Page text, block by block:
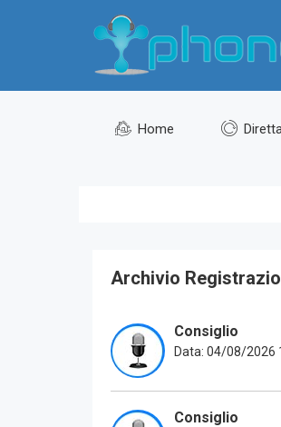
Home
Archivio
Consiglio
Data: 04/08/2026
Consiglio